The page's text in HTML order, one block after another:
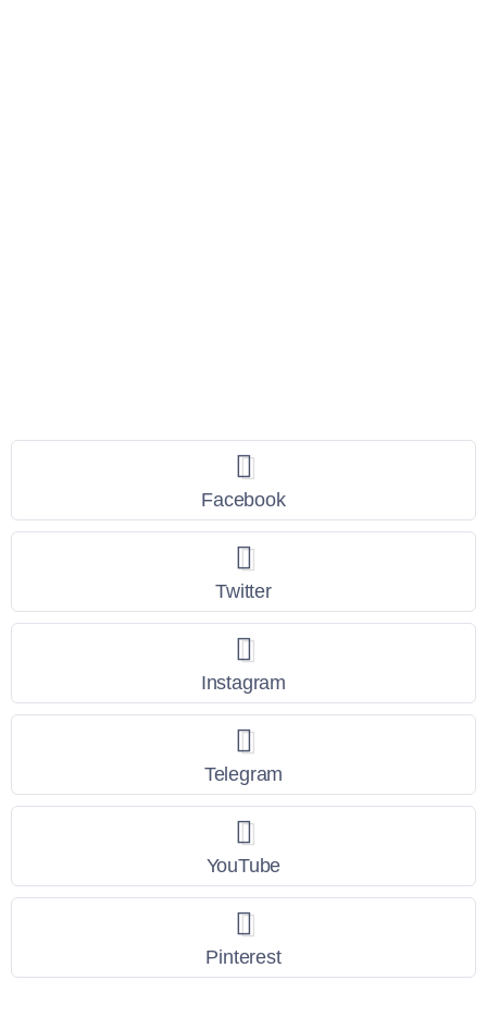
Facebook
Twitter
Instagram
Telegram
YouTube
Pinterest